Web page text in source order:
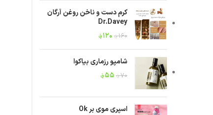
کرم دست و ناخن روغن آرگان
Dr.Davey
۱۶۰؋ ۱۲۰؋
شامپو رزماری بیاکوا
۷۰؋ ۵۵؋
اسپری موی بر Ok